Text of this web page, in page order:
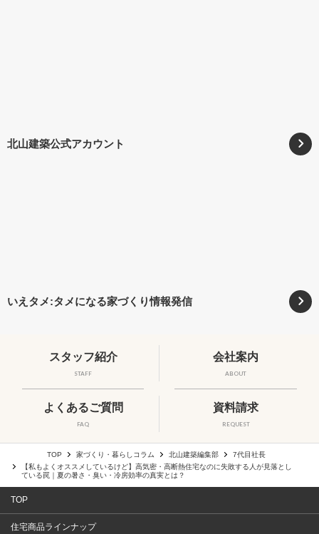
北山建築公式アカウント
いえタメ:タメになる家づくり情報発信
スタッフ紹介
STAFF
会社案内
ABOUT
よくあるご質問
FAQ
資料請求
REQUEST
TOP 家づくり・暮らしコラム 北山建築編集部
7代目社長
【私もよくオススメしているけど】高気密・高断熱住宅なのに失敗する人が見落とし
ている罠｜夏の暑さ・臭い・冷房効率の真実とは？
TOP
住宅商品ラインナップ